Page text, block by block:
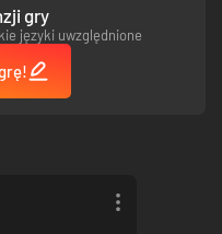
- w trybie kooperacji
Komórkę Oporu i zdobyć
gry
języki uwzględnione